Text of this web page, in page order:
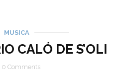
MUSICA
CALÓ DE S’OLI
0 Comments